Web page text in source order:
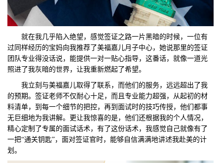
就在我几乎陷入绝望，感觉签证之路一片黑暗的时候，一位有
过同样经历的宝妈向我推荐了美福嘉儿月子中心，她说那里的签证
团队专业得没话说，能提供一对一贴心指导，这番话，就像一道光
照进了我灰暗的世界，让我重新燃起了希望。
我立刻与美福嘉儿取得了联系，而他们的服务，远远超出了我
的预期。签证老师不仅耐心十足，而且专业能力超强，从起初的材
料清单，到每一个细节的把控，再到面试时的技巧传授，他们都事
无巨细地为我讲解。更让我惊喜的是，他们还根据我的个人情况，
精心定制了专属的面试话术，有了这份话术，我感觉自己就像有了
一把“通关钥匙”，面对签证官时，能够自信满满地讲述我赴美的计
划。